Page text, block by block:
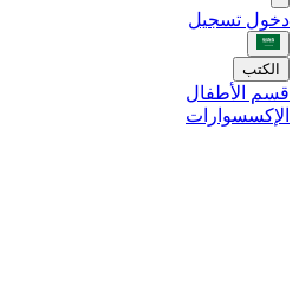
دخول تسجيل
الكتب
قسم الأطفال
الإكسسوارات